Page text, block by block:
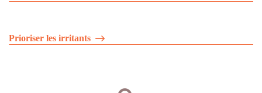
Prioriser les irritants